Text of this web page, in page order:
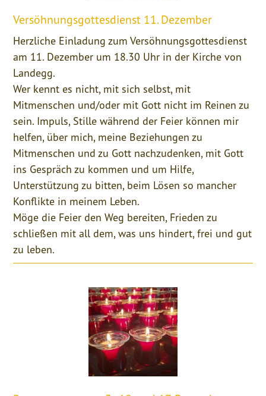
Versöhnungsgottesdienst 11. Dezember
Herzliche Einladung zum Versöhnungsgottesdienst
am 11. Dezember um 18.30 Uhr in der Kirche von
Landegg.
Wer kennt es nicht, mit sich selbst, mit
Mitmenschen und/oder mit Gott nicht im Reinen zu
sein. Impuls, Stille während der Feier können mir
helfen, über mich, meine Beziehungen zu
Mitmenschen und zu Gott nachzudenken, mit Gott
ins Gespräch zu kommen und um Hilfe,
Unterstützung zu bitten, beim Lösen so mancher
Konflikte in meinem Leben.
Möge die Feier den Weg bereiten, Frieden zu
schließen mit all dem, was uns hindert, frei und gut
zu leben.